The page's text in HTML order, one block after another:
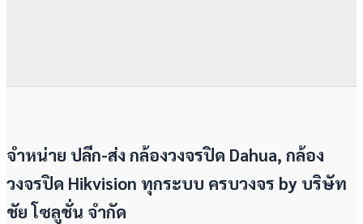
จำหน่าย ปลีก-ส่ง กล้องวงจรปิด Dahua, กล้อง
วงจรปิด Hikvision ทุกระบบ ครบวงจร by บริษัท
ชัย โซลูชั่น จำกัด